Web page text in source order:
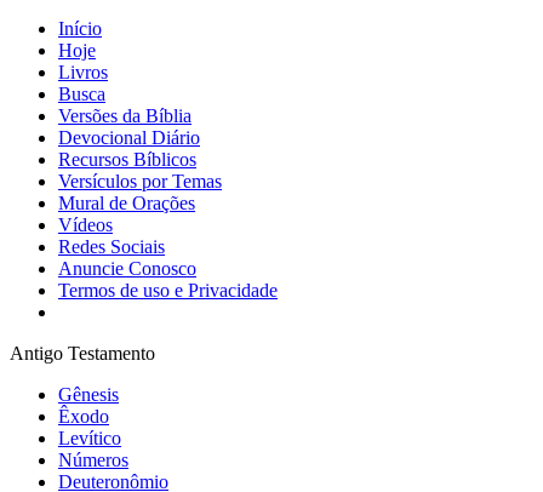
Início
Hoje
Livros
Busca
Versões da Bíblia
Devocional Diário
Recursos Bíblicos
Versículos por Temas
Mural de Orações
Vídeos
Redes Sociais
Anuncie Conosco
Termos de uso e Privacidade
Antigo Testamento
Gênesis
Êxodo
Levítico
Números
Deuteronômio